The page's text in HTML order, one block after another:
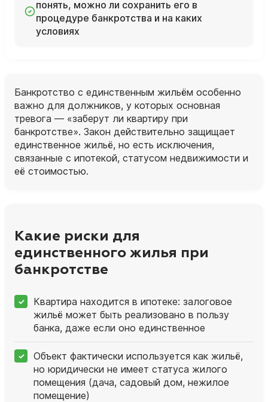
понять, можно ли сохранить его в
процедуре банкротства и на каких
условиях
Банкротство с единственным жильём особенно
важно для должников, у которых основная
тревога — «заберут ли квартиру при
банкротстве». Закон действительно защищает
единственное жильё, но есть исключения,
связанные с ипотекой, статусом недвижимости и
её стоимостью.
Какие риски для
единственного жилья при
банкротстве
Квартира находится в ипотеке: залоговое
жильё может быть реализовано в пользу
банка, даже если оно единственное
Объект фактически используется как жильё,
но юридически не имеет статуса жилого
помещения (дача, садовый дом, нежилое
помещение)